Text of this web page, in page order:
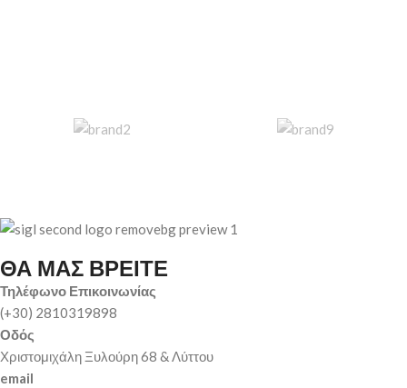
ΘΑ ΜΑΣ ΒΡΕΙΤΕ
Τηλέφωνο Επικοινωνίας
(+30) 2810319898
Οδός
Χριστομιχάλη Ξυλούρη 68 & Λύττου
email